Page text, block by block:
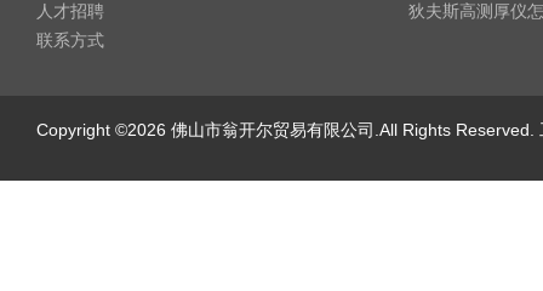
人才招聘
联系方式
狄夫斯高测厚仪
Copyright ©2026 佛山市翁开尔贸易有限公司.All Rights Reserved.